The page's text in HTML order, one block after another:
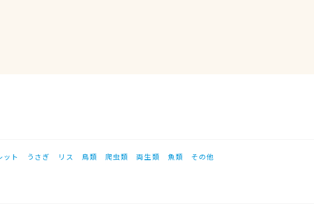
ット うさぎ リス 鳥類 爬虫類 両生類 魚類 その他